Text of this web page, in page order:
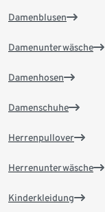
Damenblusen
Damenunterwäsche
Damenhosen
Damenschuhe
Herrenpullover
Herrenunterwäsche
Kinderkleidung